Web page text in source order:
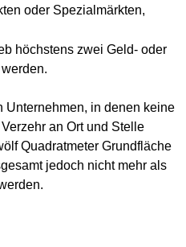
oder Spezialmärkten,
höchstens zwei Geld- oder
Unternehmen, in denen keine
an Ort und Stelle
Quadratmeter Grundfläche
jedoch nicht mehr als